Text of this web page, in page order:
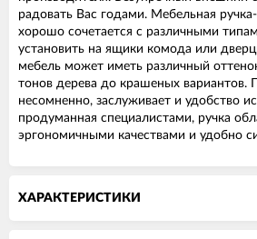
радовать Вас годами. Мебельная
хорошо сочетается с различными
установить на ящики комода или
мебель может иметь различный
тонов дерева до крашеных вариантов.
несомненно, заслуживает и удобство
продуманная специалистами, ручка
эргономичными качествами и удобно
ХАРАКТЕРИСТИКИ